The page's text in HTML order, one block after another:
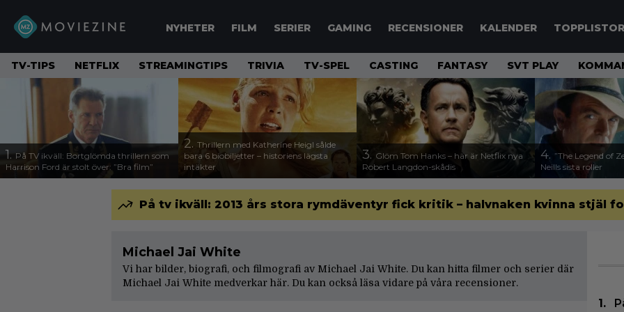
NYHETER FILM SERIER GAMING RECENSIONER KALENDER TOPPLISTOR
TV-TIPS NETFLIX STREAMINGTIPS TRIVIA TV-SPEL CASTING FANTASY SVT PLAY
1. På TV ikväll: Bortglömda thrillern som
Harrison Ford är stolt över: ”Bra film”
2. Thrillern med Katherine Heigl sålde
bara 6 biobiljetter – historiens lägsta
intäkter
3. Glöm Tom Hanks – här är Netflix nya
Robert Langdon-skådis
4. ”The Legend of
Neills sista roller
På tv ikväll: 2013 års stora rymdäventyr fick kritik – halvnaken kvinna stjäl
Michael Jai White
Vi har bilder, biografi, och filmografi av Michael Jai White. Du kan hitta filmer och serier där
Michael Jai White medverkar här. Du kan också läsa vidare på våra recensioner.